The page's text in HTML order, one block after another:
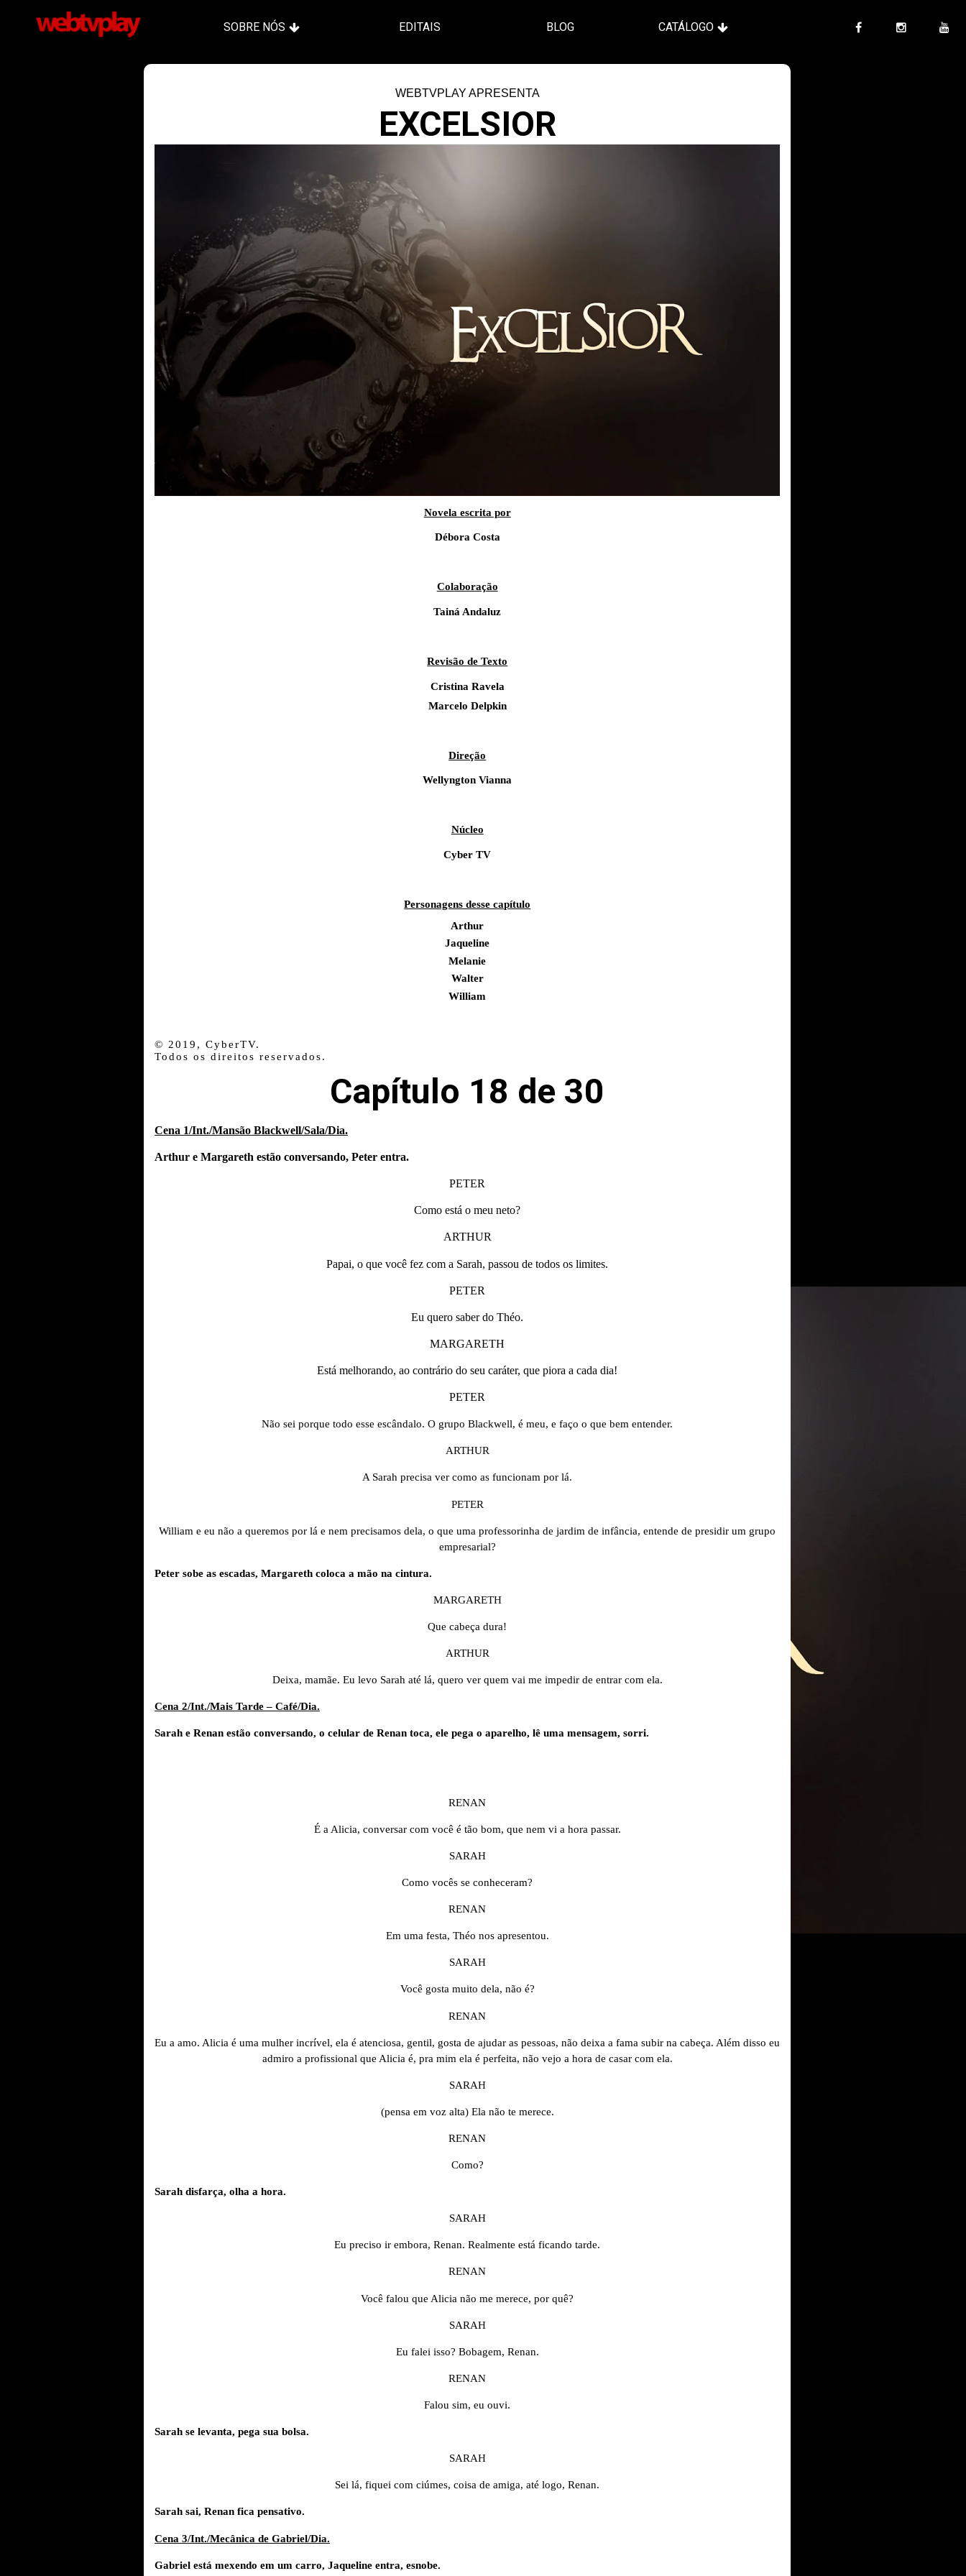
SOBRE NÓS EDITAIS BLOG CATÁLOGO
WEBTVPLAY APRESENTA
EXCELSIOR
Novela escrita por
Débora Costa
Colaboração
Tainá Andaluz
Revisão de Texto
Cristina Ravela
Marcelo Delpkin
Direção
Wellyngton Vianna
Núcleo
Cyber TV
Personagens desse capítulo
Arthur
Jaqueline
Melanie
Walter
William
© 2019, CyberTV.
Todos os direitos reservados.
Capítulo 18 de 30
Cena 1/Int./Mansão Blackwell/Sala/Dia.
Arthur e Margareth estão conversando, Peter entra.
PETER
Como está o meu neto?
ARTHUR
Papai, o que você fez com a Sarah, passou de todos os limites.
PETER
Eu quero saber do Théo.
MARGARETH
Está melhorando, ao contrário do seu caráter, que piora a cada dia!
PETER
Não sei porque todo esse escândalo. O grupo Blackwell, é meu, e faço o que bem entender.
ARTHUR
A Sarah precisa ver como as funcionam por lá.
PETER
William e eu não a queremos por lá e nem precisamos dela, o que uma professorinha de jardim de infância, entende de presidir um grupo
empresarial?
Peter sobe as escadas, Margareth coloca a mão na cintura.
MARGARETH
Que cabeça dura!
ARTHUR
Deixa, mamãe. Eu levo Sarah até lá, quero ver quem vai me impedir de entrar com ela.
Cena 2/Int./Mais Tarde – Café/Dia.
Sarah e Renan estão conversando, o celular de Renan toca, ele pega o aparelho, lê uma mensagem, sorri.
RENAN
É a Alicia, conversar com você é tão bom, que nem vi a hora passar.
SARAH
Como vocês se conheceram?
RENAN
Em uma festa, Théo nos apresentou.
SARAH
Você gosta muito dela, não é?
RENAN
Eu a amo. Alicia é uma mulher incrível, ela é atenciosa, gentil, gosta de ajudar as pessoas, não deixa a fama subir na cabeça. Além disso eu
admiro a profissional que Alicia é, pra mim ela é perfeita, não vejo a hora de casar com ela.
SARAH
(pensa em voz alta) Ela não te merece.
RENAN
Como?
Sarah disfarça, olha a hora.
SARAH
Eu preciso ir embora, Renan. Realmente está ficando tarde.
RENAN
Você falou que Alicia não me merece, por quê?
SARAH
Eu falei isso? Bobagem, Renan.
RENAN
Falou sim, eu ouvi.
Sarah se levanta, pega sua bolsa.
SARAH
Sei lá, fiquei com ciúmes, coisa de amiga, até logo, Renan.
Sarah sai, Renan fica pensativo.
Cena 3/Int./Mecânica de Gabriel/Dia.
Gabriel está mexendo em um carro, Jaqueline entra, esnobe.